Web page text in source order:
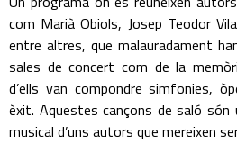
com Marià Obiols, Josep Teodor
entre altres, que malauradament
sales de concert com de la
d’ells van compondre simfonies,
èxit. Aquestes cançons de saló
musical d’uns autors que mereixen